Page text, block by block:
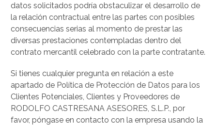
datos solicitados podría obstaculizar el desarrollo de
la relación contractual entre las partes con posibles
consecuencias serias al momento de prestar las
diversas prestaciones contempladas dentro del
contrato mercantil celebrado con la parte contratante.
Si tienes cualquier pregunta en relación a este
apartado de Política de Protección de Datos para los
Clientes Potenciales, Clientes y Proveedores de
RODOLFO CASTRESANA ASESORES, S.L.P., por
favor, póngase en contacto con la empresa usando la